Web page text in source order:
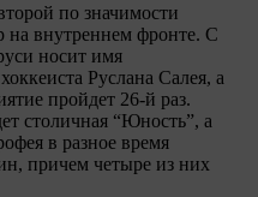
по значимости
внутреннем фронте. C
носит имя
Руслана Салея, а
пройдет 26-й раз.
столичная “Юность”, а
в разное время
причем четыре из них